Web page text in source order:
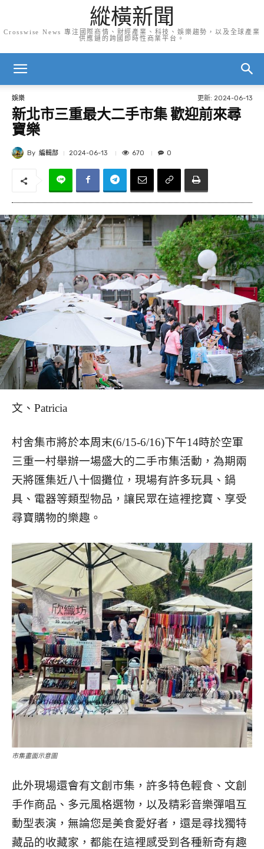
縱橫新聞
Crosswise News 專注國際商情、財經產業、科技、娛樂趨勢，以及全球產業
供應鏈的跨國即時性商業平台。
娛樂 更新: 2024-06-13
新北市三重最大二手市集 歡迎前來尋
寶樂
By 編輯部 2024-06-13 670 0
文、Patricia
村舍集市將於本周末(6/15-6/16)下午14時於空軍
三重一村舉辦一場盛大的二手市集活動，為期兩
天將匯集近八十個攤位，現場有許多玩具、鍋
具、電器等類型物品，讓民眾在這裡挖寶、享受
尋寶購物的樂趣。
市集畫面示意圖
此外現場還會有文創市集，許多特色輕食、文創
手作商品、多元風格選物，以及精彩音樂彈唱互
動型表演，無論您是美食愛好者，還是尋找獨特
藏品的收藏家，都能在這裡感受到各種新奇有趣